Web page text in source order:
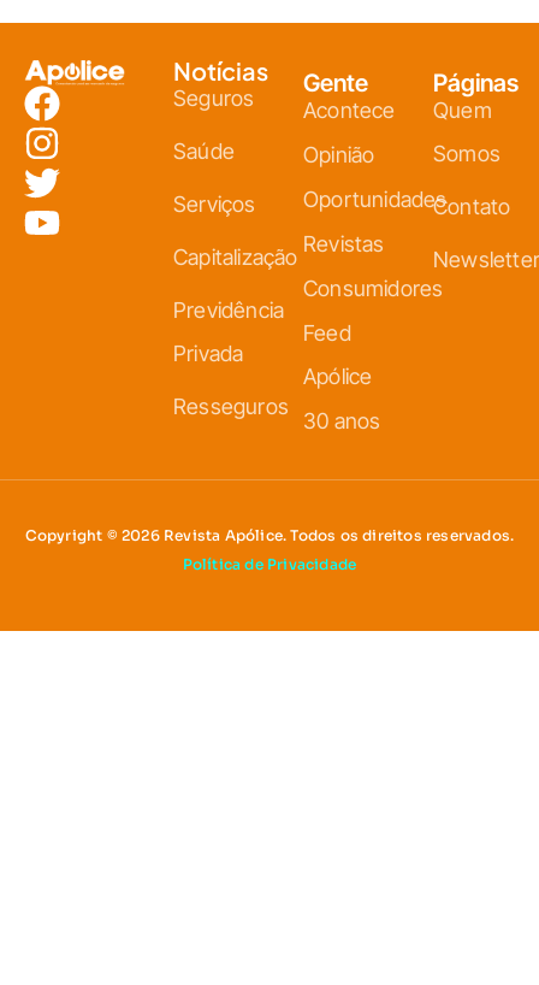
Notícias
Seguros
Saúde
Serviços
Capitalização
Previdência
Privada
Resseguros
Gente
Acontece
Opinião
Oportunidades
Revistas
Consumidores
Feed
Apólice
30 anos
Páginas
Quem
Somos
Contato
Newsletter
Copyright © 2026 Revista Apólice. Todos os direitos reservados.
Política de Privacidade